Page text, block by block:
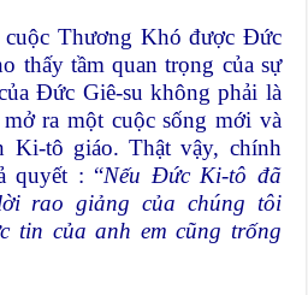
Thương Khó được Đức
thấy tầm quan trọng của sự
Đức Giê-su không phải là
ra một cuộc sống mới và
Ki-tô giáo. Thật vậy, chính
quyết : “Nếu Đức Ki-tô đã
rao giảng của chúng tôi
tin của anh em cũng trống